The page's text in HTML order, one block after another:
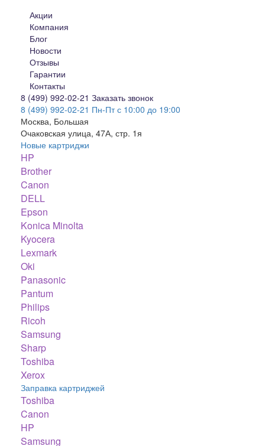
Акции
Компания
Блог
Новости
Отзывы
Гарантии
Контакты
8 (499) 992-02-21 Заказать звонок
8 (499) 992-02-21 Пн-Пт с 10:00 до 19:00
Москва, Большая
Очаковская улица, 47А, стр. 1я
Новые картриджи
HP
Brother
Canon
DELL
Epson
Konica Minolta
Kyocera
Lexmark
Oki
Panasonic
Pantum
Philips
Ricoh
Samsung
Sharp
Toshiba
Xerox
Заправка картриджей
Toshiba
Canon
HP
Samsung